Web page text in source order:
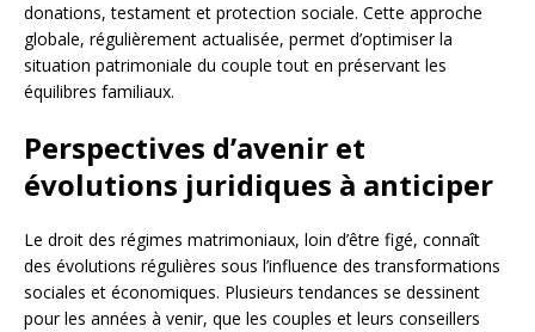
donations, testament et protection sociale. Cette approche
globale, régulièrement actualisée, permet d’optimiser la
situation patrimoniale du couple tout en préservant les
équilibres familiaux.
Perspectives d’avenir et
évolutions juridiques à anticiper
Le droit des régimes matrimoniaux, loin d’être figé, connaît
des évolutions régulières sous l’influence des transformations
sociales et économiques. Plusieurs tendances se dessinent
pour les années à venir, que les couples et leurs conseillers